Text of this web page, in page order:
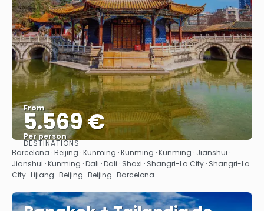
From
5.569 €
Per person
See
DESTINATIONS
Barcelona · Beijing · Kunming · Kunming · Kunming · Jianshui ·
Jianshui · Kunming · Dali · Dali · Shaxi · Shangri-La City · Shangri-La
City · Lijiang · Beijing · Beijing · Barcelona